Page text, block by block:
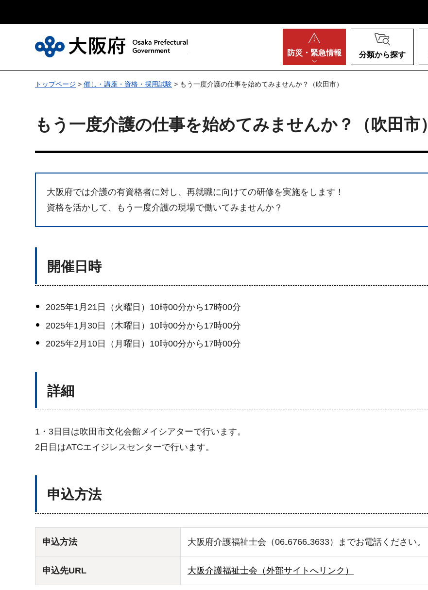
防災・ 緊急情報 分類から探す
トップページ > 催し・講座・資格・採用試験 > もう一度介護の仕事を始めてみませんか？（吹田市）
もう一度介護の仕事を始めてみませんか？（吹田市）
大阪府では介護の有資格者に対し、再就職に向けての研修を実施をします！
資格を活かして、もう一度介護の現場で働いてみませんか？
開催日時
2025年1月21日（火曜日）10時00分から17時00分
2025年1月30日（木曜日）10時00分から17時00分
2025年2月10日（月曜日）10時00分から17時00分
詳細
1・3日目は吹田市文化会館メイシアターで行います。
2日目はATCエイジレスセンターで行います。
申込方法
申込方法 大阪府介護福祉士会（06₋6766₋3633）までお電話ください。
申込先URL 大阪介護福祉士会（外部サイトへリンク）